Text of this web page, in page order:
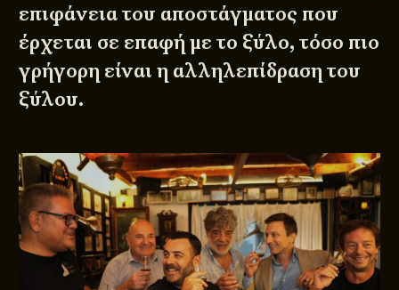
επιφάνεια του αποστάγματος που
έρχεται σε επαφή με το ξύλο, τόσο πιο
γρήγορη είναι η αλληλεπίδραση του
ξύλου.